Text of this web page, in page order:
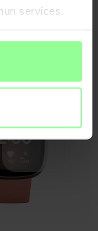
services.